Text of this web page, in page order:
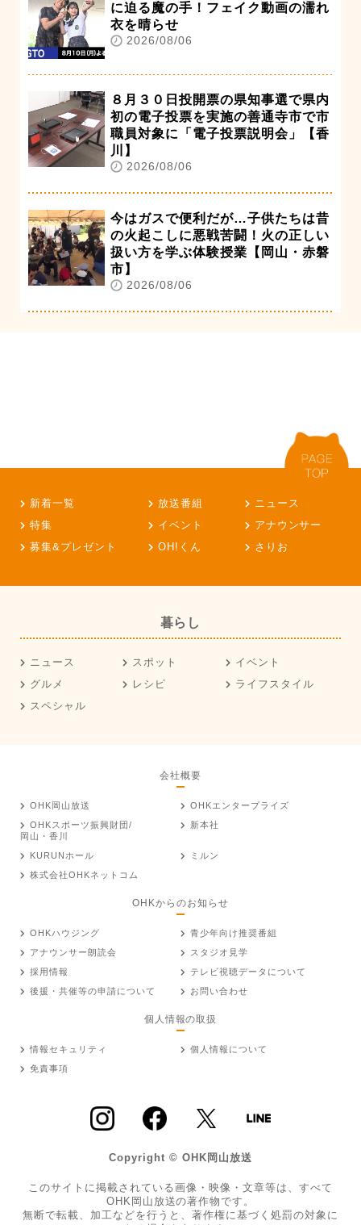
に迫る魔の手！フェイク動画の濡れ
衣を晴らせ
2026/08/06
８月３０日投開票の県知事選で県内
初の電子投票を実施の善通寺市で市
職員対象に「電子投票説明会」【香
川】
2026/08/06
今はガスで便利だが…子供たちは昔
の火起こしに悪戦苦闘！火の正しい
扱い方を学ぶ体験授業【岡山・赤磐
市】
2026/08/06
新着一覧 放送番組
ニュース
特集
イベント
アナウンサー
募集&プレゼント
OH!くん さりお
暮らし
ニュース スポット
イベント
グルメ
レシピ
ライフスタイル
スペシャル
会社概要
OHK岡山放送
OHKエンタープライズ
OHKスポーツ振興財団/
岡山・香川
新本社
KURUNホール
ミルン
株式会社OHKネットコム
OHKからのお知らせ
OHKハウジング
青少年向け推奨番組
アナウンサー朗読会
スタジオ見学
採用情報
テレビ視聴データについて
後援・共催等の申請について
お問い合わせ
個人情報の取扱
情報セキュリティ
個人情報について
免責事項
Copyright © OHK岡山放送
このサイトに掲載されている画像・映像・文章等は、すべて
OHK岡山放送の著作物です。
無断で転載、加工などを行うと、著作権に基づく処罰の対象に